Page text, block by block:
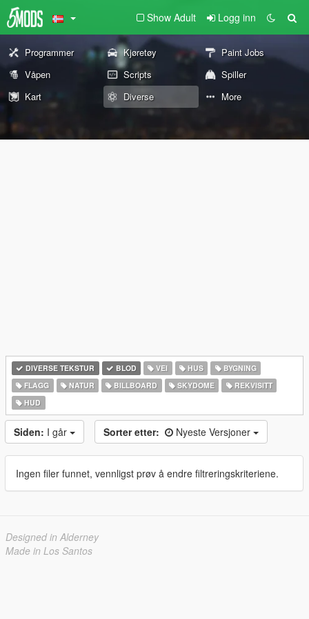
Show Adult Logg inn
Programmer Kjøretøy
Paint Jobs
Våpen
Scripts
Spiller
Kart
Diverse More
DIVERSE TEKSTUR BLOD VEI HUS
BYGNING
FLAGG
NATUR BILLBOARD SKYDOME
REKVISITT
HUD
Siden: I går Sorter etter: Nyeste Versjoner
Ingen filer funnet, vennligst prøv å endre filtreringskriteriene.
Designed in Alderney
Made in Los Santos